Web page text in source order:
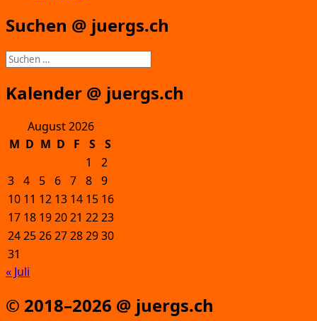
Suchen @ juergs.ch
Suchen
nach:
Kalender @ juergs.ch
August 2026
M D M D F S
S
1
2
3 4 5 6 7 8 9
10 11 12 13 14 15 16
17 18 192021 2223
24252627282930
31
« Juli
© 2018–2026 @ juergs.ch